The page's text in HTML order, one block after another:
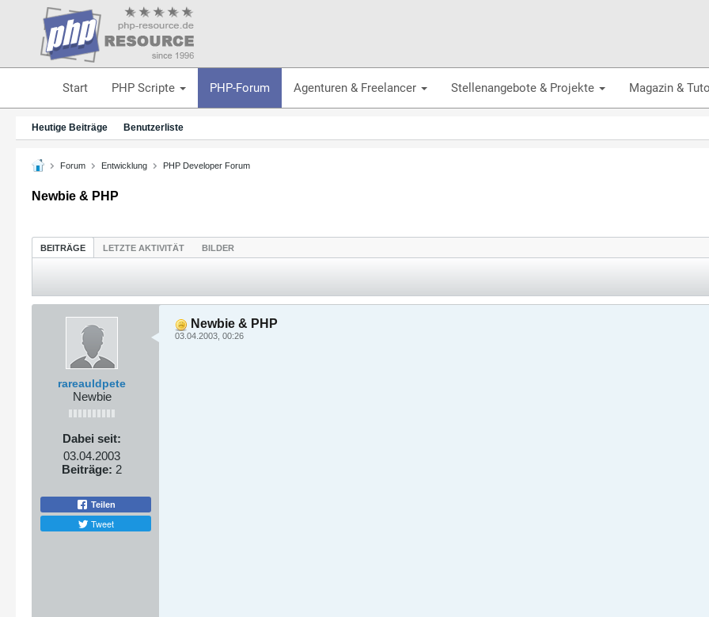
Start PHP Scripte PHP-Forum Agenturen & Freelancer Stellenangebote & Projekte Magazin &
Heutige Beiträge Benutzerliste
Forum Entwicklung PHP Developer Forum
Newbie & PHP
BEITRÄGE LETZTE AKTIVITÄT BILDER
rareauldpete
Newbie
Dabei seit:
03.04.2003
Beiträge: 2
Teilen
Tweet
Newbie & PHP
03.04.2003, 00:26